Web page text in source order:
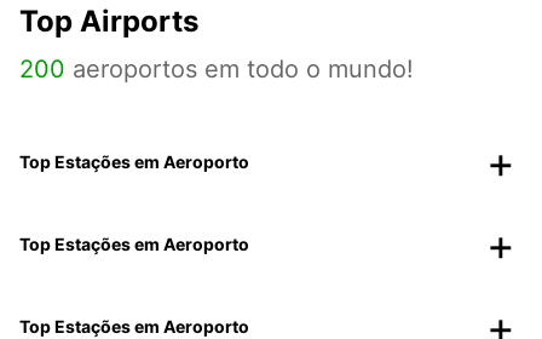
Top Airports
200 aeroportos em todo o mundo!
Top Estações em Aeroporto
Top Estações em Aeroporto
Top Estações em Aeroporto